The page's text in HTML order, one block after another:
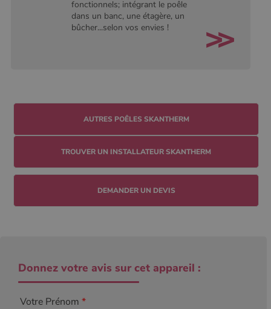
fonctionnels; intégrant le poêle
dans un banc, une étagère, un
bûcher...selon vos envies !
AUTRES POÊLES SKANTHERM
TROUVER UN INSTALLATEUR SKANTHERM
DEMANDER UN DEVIS
Donnez votre avis sur cet appareil :
Votre Prénom *